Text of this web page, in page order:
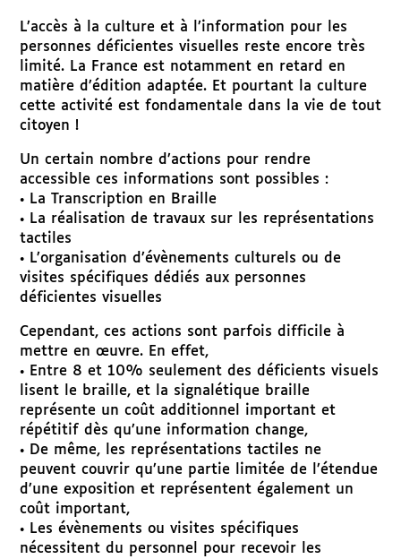
L’accès à la culture et à l’information pour les
personnes déficientes visuelles reste encore très
limité. La France est notamment en retard en
matière d’édition adaptée. Et pourtant la culture
cette activité est fondamentale dans la vie de tout
citoyen !
Un certain nombre d’actions pour rendre
accessible ces informations sont possibles :
• La Transcription en Braille
• La réalisation de travaux sur les représentations
tactiles
• L’organisation d’évènements culturels ou de
visites spécifiques dédiés aux personnes
déficientes visuelles
Cependant, ces actions sont parfois difficile à
mettre en œuvre. En effet,
• Entre 8 et 10% seulement des déficients visuels
lisent le braille, et la signalétique braille
représente un coût additionnel important et
répétitif dès qu’une information change,
• De même, les représentations tactiles ne
peuvent couvrir qu’une partie limitée de l’étendue
d’une exposition et représentent également un
coût important,
• Les évènements ou visites spécifiques
nécessitent du personnel pour recevoir les